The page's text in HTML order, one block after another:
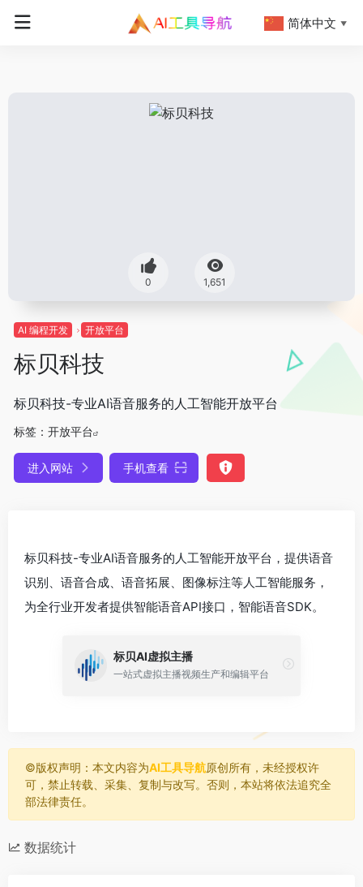
0 1,651
AI 编程开发 开放平台
标贝科技
标贝科技-专业AI语音服务的人工智能开放平台
标签： 开放平台
进入网站 手机查看
标贝科技-专业AI语音服务的人工智能开放平台，提供语音
识别、语音合成、语音拓展、图像标注等人工智能服务，
为全行业开发者提供智能语音API接口，智能语音SDK。
标贝AI虚拟主播
一站式虚拟主播视频生产和编辑平台
©️版权声明：本文内容为AI工具导航原创所有，未经授权许
可，禁止转载、采集、复制与改写。否则，本站将依法追究全
部法律责任。
数据统计
简体中文 ▼